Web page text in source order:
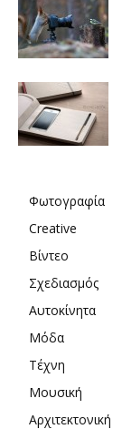
Φωτογραφία
Creative
Βίντεο
Σχεδιασμός
Αυτοκίνητα
Μόδα
Τέχνη
Μουσική
Αρχιτεκτονική